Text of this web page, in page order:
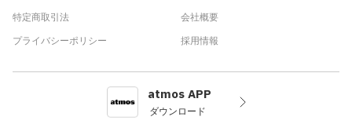
特定商取引法
プライバシーポリシー
会社概要
採用情報
atmos APP
ダウンロード